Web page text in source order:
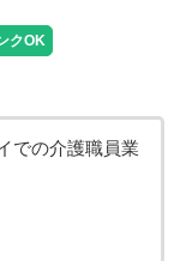
クOK
での介護職員業